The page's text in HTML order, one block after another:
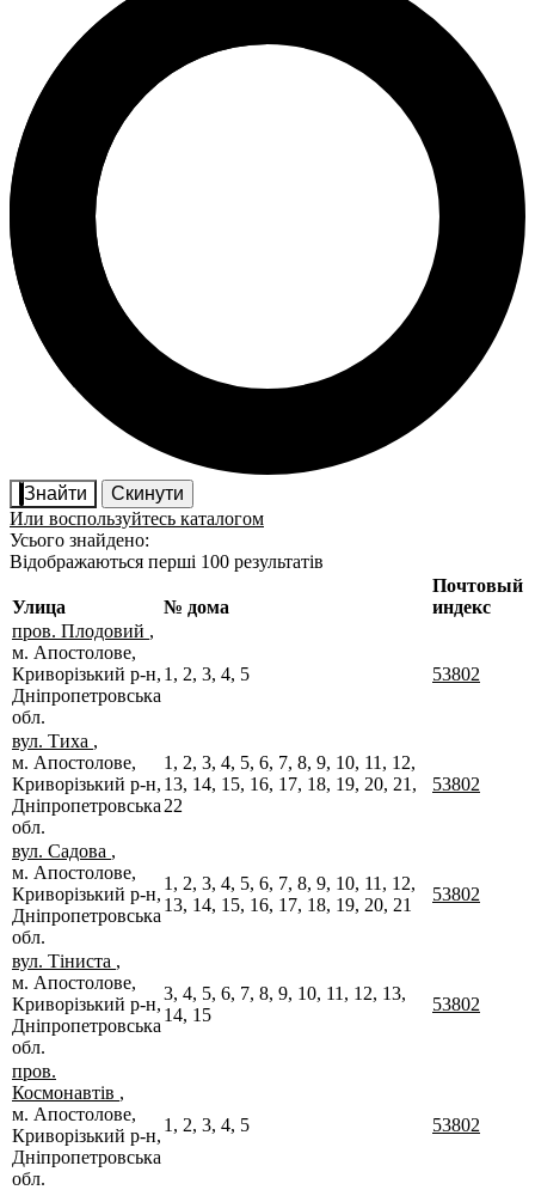
Знайти
Скинути
Или воспользуйтесь каталогом
Усього знайдено:
Відображаються перші 100 результатів
Улица № дома
Почтовый
индекс
пров. Плодовий ,
м. Апостолове,
Криворізький р-н,
Дніпропетровська
обл.
1, 2, 3, 4, 5 53802
вул. Тиха ,
м. Апостолове,
Криворізький р-н,
Дніпропетровська
обл.
1, 2, 3, 4, 5, 6, 7, 8, 9, 10, 11, 12,
13, 14, 15, 16, 17, 18, 19, 20, 21,
22
53802
вул. Садова ,
м. Апостолове,
Криворізький р-н,
Дніпропетровська
обл.
1, 2, 3, 4, 5, 6, 7, 8, 9, 10, 11, 12,
13, 14, 15, 16, 17, 18, 19, 20, 21
53802
вул. Тіниста ,
м. Апостолове,
Криворізький р-н,
Дніпропетровська
обл.
3, 4, 5, 6, 7, 8, 9, 10, 11, 12, 13,
14, 15
53802
пров.
Космонавтів ,
м. Апостолове,
Криворізький р-н,
Дніпропетровська
обл.
1, 2, 3, 4, 5 53802